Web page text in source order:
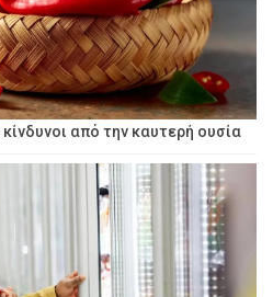
από την καυτερή ουσία